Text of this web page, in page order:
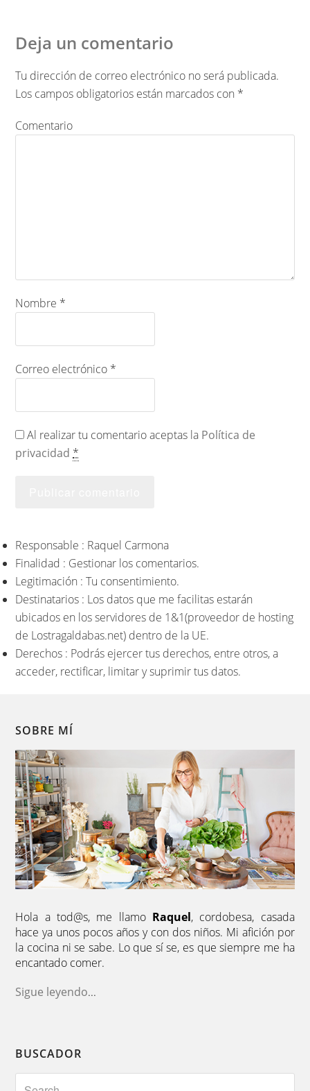
Deja un comentario
Tu dirección de correo electrónico no será publicada.
Los campos obligatorios están marcados con *
Comentario
Nombre *
Correo electrónico *
Al realizar tu comentario aceptas la Política de
privacidad *
Responsable : Raquel Carmona
Finalidad : Gestionar los comentarios.
Legitimación : Tu consentimiento.
Destinatarios : Los datos que me facilitas estarán
ubicados en los servidores de 1&1(proveedor de hosting
de Lostragaldabas.net) dentro de la UE.
Derechos : Podrás ejercer tus derechos, entre otros, a
acceder, rectificar, limitar y suprimir tus datos.
SOBRE MÍ
Hola a tod@s, me llamo Raquel, cordobesa, casada
hace ya unos pocos años y con dos niños. Mi afición por
la cocina ni se sabe. Lo que sí se, es que siempre me ha
encantado comer.
Sigue leyendo...
BUSCADOR